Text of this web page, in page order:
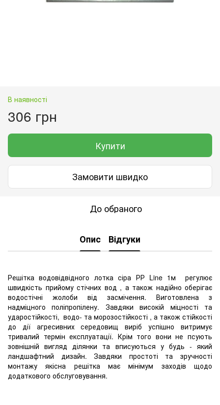
В наявності
306 грн
Купити
Замовити швидко
До обраного
Опис Відгуки
Решітка водовідвідного лотка сіра РР Line 1м регулює
швидкість прийому стічних вод , а також надійно оберігає
водостічні жолоби від засмічення. Виготовлена з
надміцного поліпропілену. Завдяки високій міцності та
ударостійкості, водо- та морозостійкості , а також стійкості
до дії агресивних середовищ виріб успішно витримує
тривалий термін експлуатації. Крім того вони не псують
зовнішній вигляд ділянки та вписуються у будь - який
ландшафтний дизайн. Завдяки простоті та зручності
монтажу якісна решітка має мінімум заходів щодо
додаткового обслуговування.